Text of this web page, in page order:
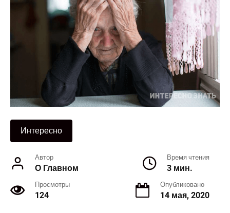
Интересно
Автор
О Главном
Время чтения
3 мин.
Просмотры
124
Опубликовано
14 мая, 2020